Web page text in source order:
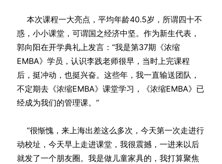
本次课程一大亮点，平均年龄40.5岁，所谓四十不
惑，小小课堂，可谓国之经济中坚。作为新生代表，
郭向阳在开学典礼上发言：“我是第37期《浓缩
EMBA》学员，认识李践老师很早，当时上完课程
后，挺冲动，也挺兴奋。这些年，我一直输送团队，
不定期去《浓缩EMBA》课堂学习，《浓缩EMBA》已
经成为我们的管理课。”
“很惭愧，来上海出差这么多次，今天第一次走进行
动校址，今天早上走进课堂，我很震撼，一进来以后
就发了一个朋友圈。我是做儿童家具的，我打算聚焦